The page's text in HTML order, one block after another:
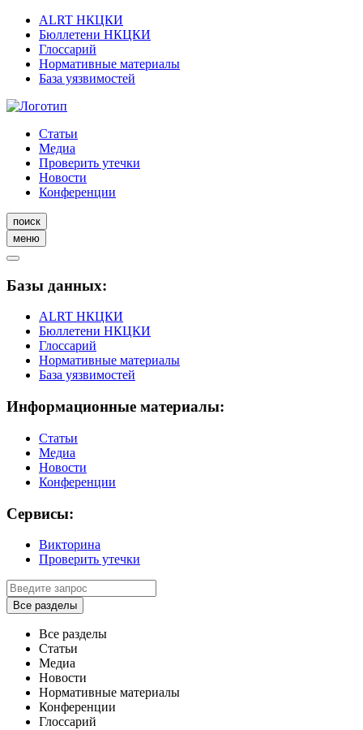
ALRT НКЦКИ
Бюллетени НКЦКИ
Глоссарий
Нормативные материалы
База уязвимостей
Статьи
Медиа
Проверить утечки
Новости
Конференции
поиск
меню
Базы данных:
ALRT НКЦКИ
Бюллетени НКЦКИ
Глоссарий
Нормативные материалы
База уязвимостей
Информационные материалы:
Статьи
Медиа
Новости
Конференции
Сервисы:
Викторина
Проверить утечки
Все разделы
Все разделы
Статьи
Медиа
Новости
Нормативные материалы
Конференции
Глоссарий